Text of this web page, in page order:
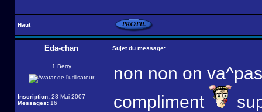
Haut
Eda-chan Sujet du message:
1 Berry
Inscription: 28 Mai 2007
Messages: 16
non non on
compliment